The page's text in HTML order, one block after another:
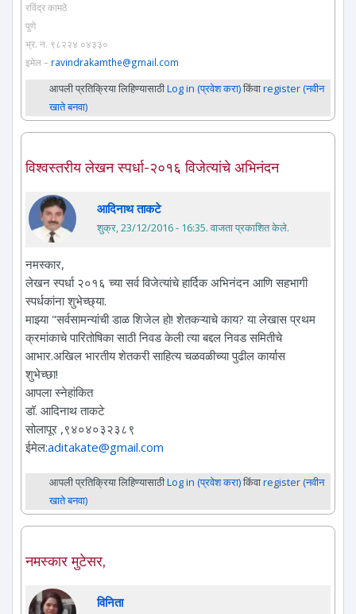
रविंद्र कामठे
पुणे
भ्र. न. ९८२२४ ०४३३०
इमेल – ravindrakamthe@gmail.com
आपली प्रतिक्रिया लिहिण्यासाठीLog in (प्रवेश करा)किंवाregister (नवीन
खाते बनवा)
विश्वस्तरीय लेखन स्पर्धा-२०१६ विजेत्यांचे अभिनंदन
आदिनाथ ताकटे
शुक्र, 23/12/2016 - 16:35. वाजता प्रकाशित केले.
नमस्कार,
लेखन स्पर्धा २०१६ च्या सर्व विजेत्यांचे हार्दिक अभिनंदन आणि सहभागी
स्पर्धकांना शुभेच्छ्या.
माझ्या "सर्वसामन्यांची डाळ शिजेल हो! शेतकऱ्याचे काय? या लेखास प्रथम
क्रमांकाचे पारितोषिका साठी निवड केली त्या बद्दल निवड समितीचे
आभार.अखिल भारतीय शेतकरी साहित्य चळवळीच्या पुढील कार्यास
शुभेच्छा!
आपला स्नेहांकित
डॉ. आदिनाथ ताकटे
सोलापूर ,९४०४०३२३८९
ईमेल:aditakate@gmail.com
आपली प्रतिक्रिया लिहिण्यासाठीLog in (प्रवेश करा)किंवाregister (नवीन
खाते बनवा)
नमस्कार मुटेसर,
विनिता